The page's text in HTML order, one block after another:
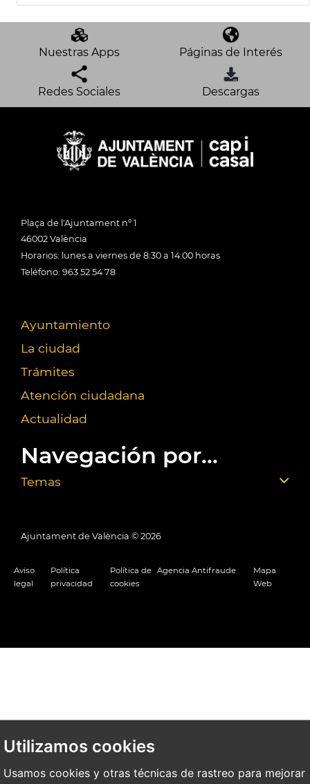
Utilizamos cookies
Usamos cookies y otras técnicas de rastreo para mejorar
Nuestras Apps Páginas de Interés
Redes Sociales Descargas
Plaça de l'Ajuntament nº 1
46002 València
Horarios: lunes a viernes de 8:30 a 14:00 horas
Teléfono: 963 52 54 78
Ayuntamiento
La ciudad
Trámites
Atención ciudadana
Actualidad
Navegación por...
Temas
Ajuntament de València © 2026
Aviso
legal
Política
privacidad
Política de
cookies
Agencia Antifraude
Mapa
Web